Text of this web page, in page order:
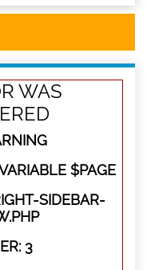
WAS
$PAGE
SIDEBAR-
3